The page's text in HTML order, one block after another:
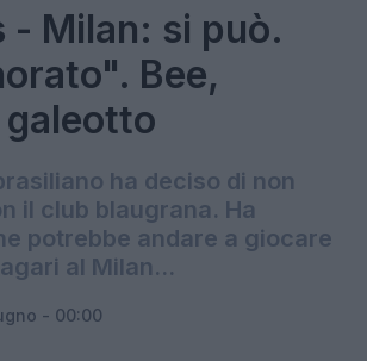
- Milan: si può.
Bee,
ha deciso di non
il club blaugrana. Ha
potrebbe andare a giocare
al Milan...
- 00:00